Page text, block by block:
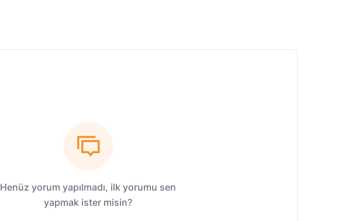
Henüz yorum yapılmadı, ilk yorumu sen
yapmak ister misin?